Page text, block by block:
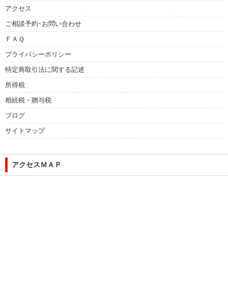
アクセス
ご相談予約･お問い合わせ
ＦＡＱ
プライバシーポリシー
特定商取引法に関する記述
所得税
相続税・贈与税
ブログ
サイトマップ
アクセスＭＡＰ